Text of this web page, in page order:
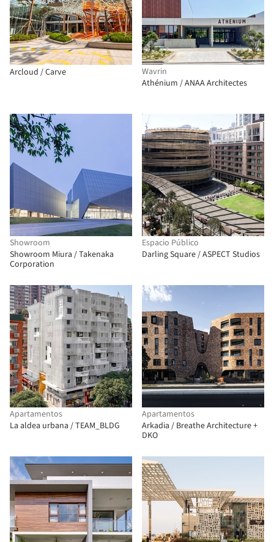
Arcloud / Carve
Wavrin
Athénium / ANAA Architectes
Showroom
Showroom Miura / Takenaka
Corporation
Espacio Público
Darling Square / ASPECT Studios
Apartamentos
La aldea urbana / TEAM_BLDG
Apartamentos
Arkadia / Breathe Architecture +
DKO